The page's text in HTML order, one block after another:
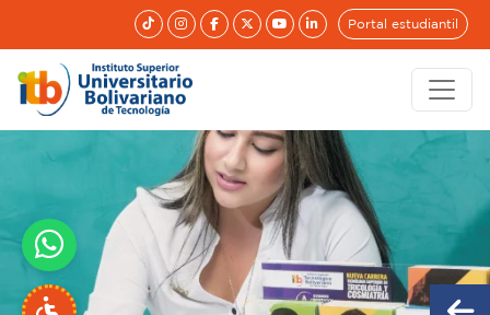
Portal estudiantil